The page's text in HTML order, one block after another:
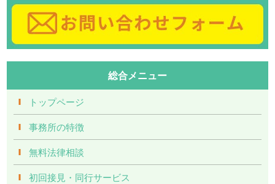
総合メニュー
トップページ
事務所の特徴
無料法律相談
初回接見・同行サービス